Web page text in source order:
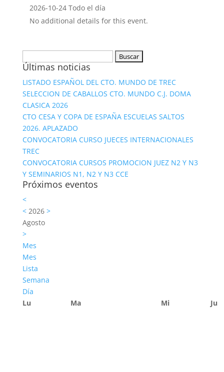
2026-10-24 Todo el día
No additional details for this event.
Últimas noticias
LISTADO ESPAÑOL DEL CTO. MUNDO DE TREC
SELECCION DE CABALLOS CTO. MUNDO C.J. DOMA
CLASICA 2026
CTO CESA Y COPA DE ESPAÑA ESCUELAS SALTOS
2026. APLAZADO
CONVOCATORIA CURSO JUECES INTERNACIONALES
TREC
CONVOCATORIA CURSOS PROMOCION JUEZ N2 Y N3
Y SEMINARIOS N1, N2 Y N3 CCE
Próximos eventos
<
<2026 >
Agosto
>
Mes
Mes
Lista
Semana
Día
Lu
Ma Mi Ju